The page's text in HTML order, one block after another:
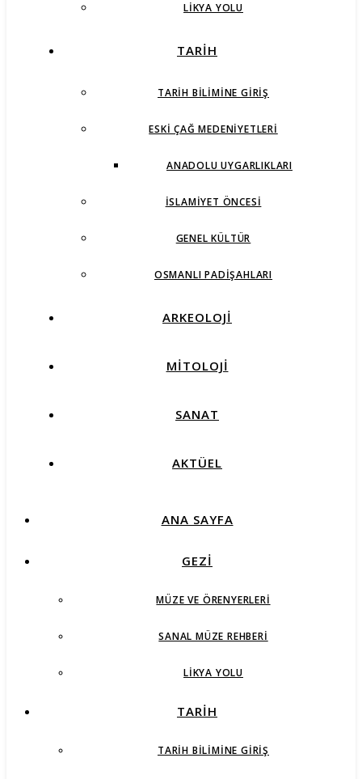
LIKYA YOLU
TARİH
TARIH BILIMINE GIRIŞ
ESKI ÇAĞ MEDENIYETLERI
ANADOLU UYGARLIKLARI
İSLAMIYET ÖNCESI
GENEL KÜLTÜR
OSMANLI PADIŞAHLARI
ARKEOLOJİ
MİTOLOJİ
SANAT
AKTÜEL
ANA SAYFA
GEZİ
MÜZE VE ÖRENYERLERI
SANAL MÜZE REHBERI
LIKYA YOLU
TARİH
TARIH BILIMINE GIRIŞ